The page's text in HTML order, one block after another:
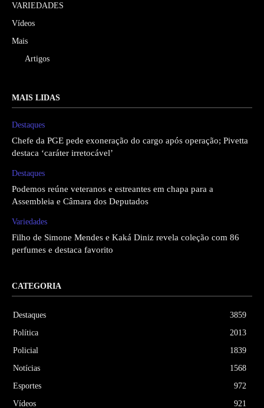
VARIEDADES
Vídeos
Mais
Artigos
MAIS LIDAS
Destaques
Chefe da PGE pede exoneração do cargo após operação; Pivetta
destaca ‘caráter irretocável’
Destaques
Podemos reúne veteranos e estreantes em chapa para a
Assembleia e Câmara dos Deputados
Variedades
Filho de Simone Mendes e Kaká Diniz revela coleção com 86
perfumes e destaca favorito
CATEGORIA
Destaques
3859
Política
2013
Policial
1839
Notícias
1568
Esportes
972
Vídeos
921